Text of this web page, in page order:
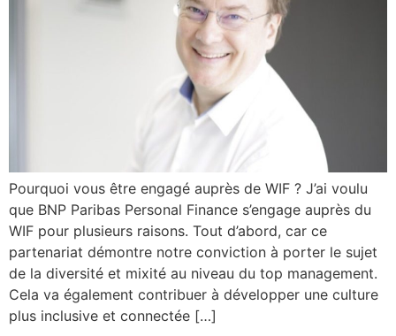
Pourquoi vous être engagé auprès de WIF ? J’ai voulu
que BNP Paribas Personal Finance s’engage auprès du
WIF pour plusieurs raisons. Tout d’abord, car ce
partenariat démontre notre conviction à porter le sujet
de la diversité et mixité au niveau du top management.
Cela va également contribuer à développer une culture
plus inclusive et connectée […]